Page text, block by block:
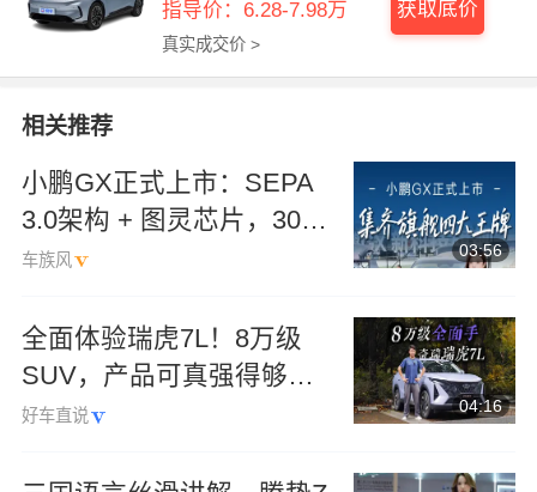
指导价：6.28-7.98万
真实成交价 >
获取底价
相关推荐
小鹏GX正式上市：SEPA
3.0架构 + 图灵芯片，30万
级旗舰新标杆？
车族风
03:56
全面体验瑞虎7L！8万级
SUV，产品可真强得够离
谱的！
好车直说
04:16